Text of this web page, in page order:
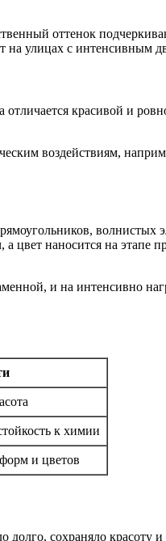
оттенок
на улицах с интенсивным
красивой и
воздействиям,
волнистых
наносится на этапе
и на интенсивно
к химии
и цветов
сохраняло красоту